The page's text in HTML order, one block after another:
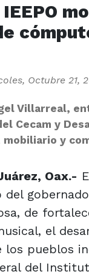
Octubre 21,
Villarreal,
Cecam y
mobiliario y
Oax.-
del
de
el
pueblos
del